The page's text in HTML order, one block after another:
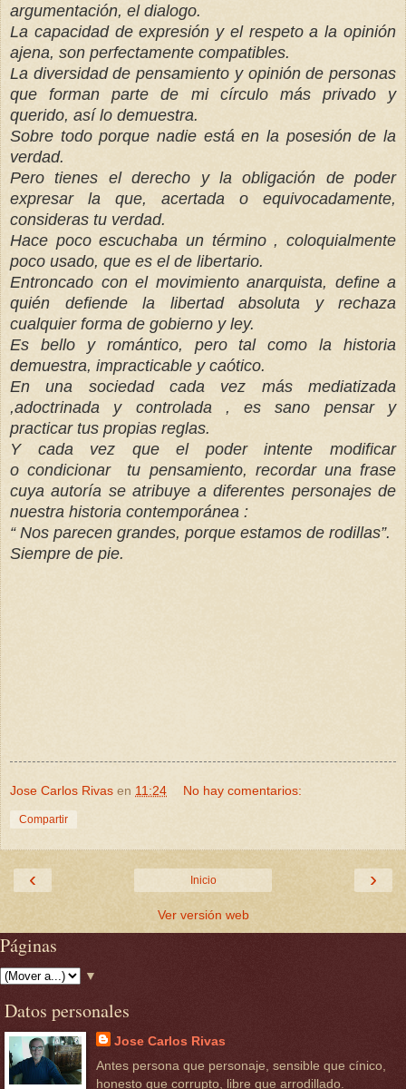
argumentación, el dialogo.
La capacidad de expresión y el respeto a la opinión
ajena, son perfectamente compatibles.
La diversidad de pensamiento y opinión de personas
que forman parte de mi círculo más privado y
querido, así lo demuestra.
Sobre todo porque nadie está en la posesión de la
verdad.
Pero tienes el derecho y la obligación de poder
expresar la que, acertada o equivocadamente,
consideras tu verdad.
Hace poco escuchaba un término , coloquialmente
poco usado, que es el de libertario.
Entroncado con el movimiento anarquista, define a
quién defiende la libertad absoluta y rechaza
cualquier forma de gobierno y ley.
Es bello y romántico, pero tal como la historia
demuestra, impracticable y caótico.
En una sociedad cada vez más mediatizada
,adoctrinada y controlada , es sano pensar y
practicar tus propias reglas.
Y cada vez que el poder intente modificar
o condicionar tu pensamiento, recordar una frase
cuya autoría se atribuye a diferentes personajes de
nuestra historia contemporánea :
“ Nos parecen grandes, porque estamos de rodillas”.
Siempre de pie.
Jose Carlos Rivas en 11:24 No hay comentarios:
Compartir
‹ ›
Inicio
Ver versión web
Páginas
▼
Datos personales
Jose Carlos Rivas
Antes persona que personaje, sensible que cínico,
honesto que corrupto, libre que arrodillado.